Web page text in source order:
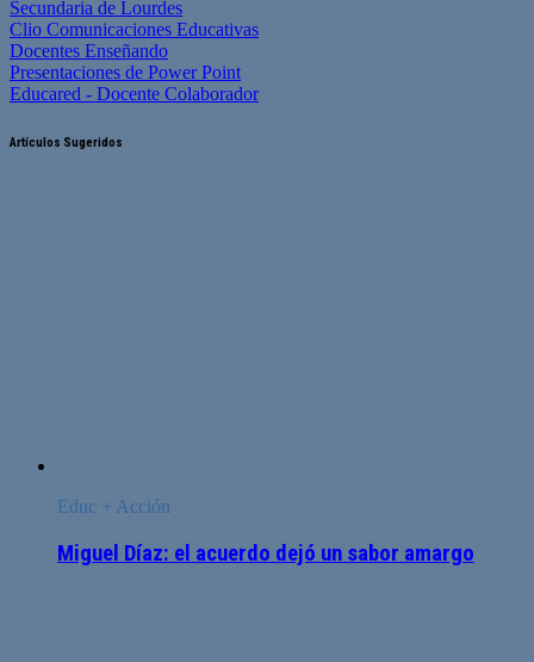
Secundaria de Lourdes
Clio Comunicaciones Educativas
Docentes Enseñando
Presentaciones de Power Point
Educared - Docente Colaborador
Artículos Sugeridos
Educ + Acción
Miguel Díaz: el acuerdo dejó un sabor amargo